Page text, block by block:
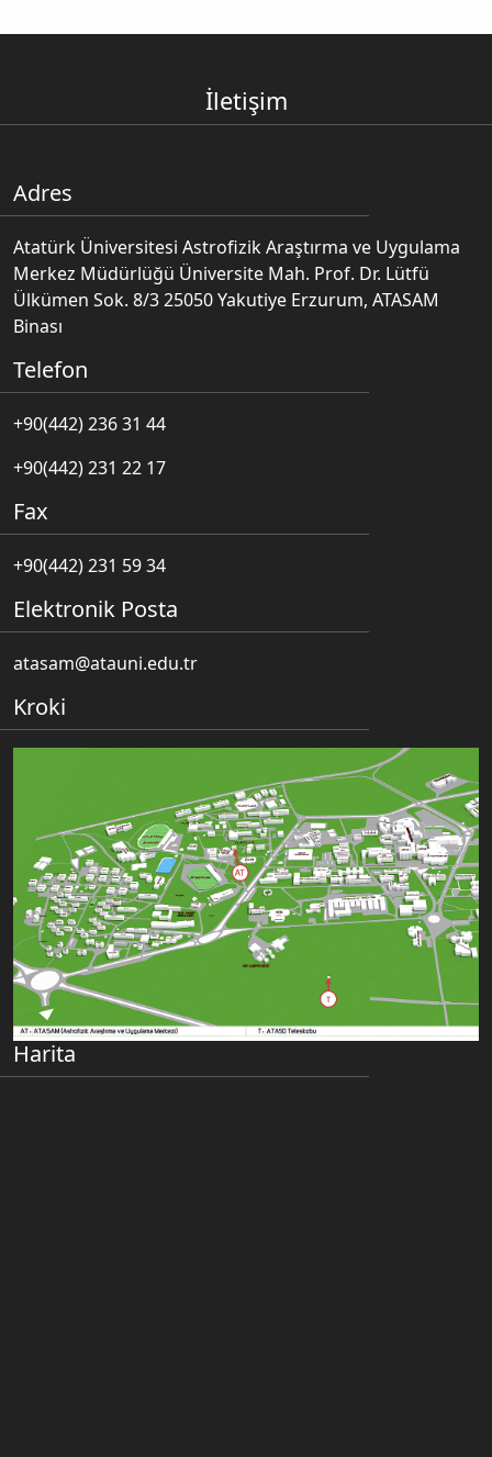
İletişim
Adres
Atatürk Üniversitesi Astrofizik Araştırma ve Uygulama
Merkez Müdürlüğü Üniversite Mah. Prof. Dr. Lütfü
Ülkümen Sok. 8/3 25050 Yakutiye Erzurum, ATASAM
Binası
Telefon
+90(442) 236 31 44
+90(442) 231 22 17
Fax
+90(442) 231 59 34
Elektronik Posta
atasam@atauni.edu.tr
Kroki
Harita